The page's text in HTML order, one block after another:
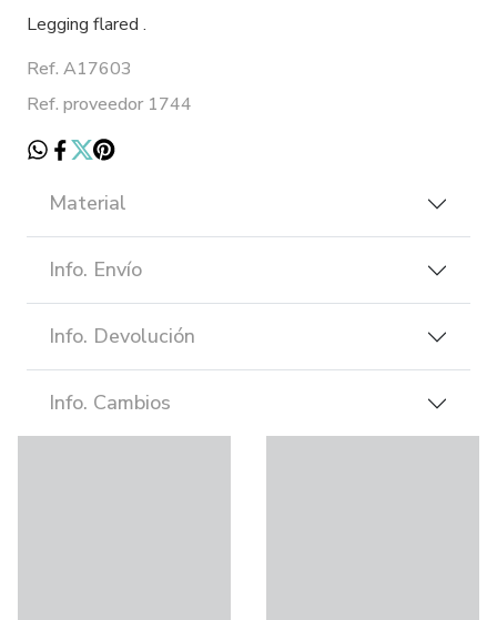
Legging flared .
Ref. A17603
Ref. proveedor 1744
Material
Info. Envío
Info. Devolución
Info. Cambios